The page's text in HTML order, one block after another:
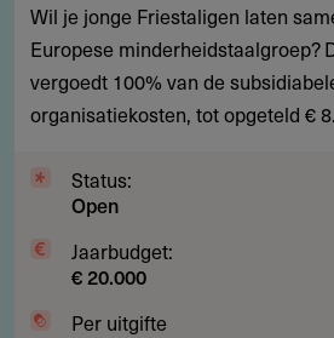
voor
internationale
culturele
uitwisseling
Wil je jonge Friestaligen laten
Europese minderheidstaalgroep?
vergoedt 100% van de
organisatiekosten, tot opgeteld €
Status:
Open
Jaarbudget:
€ 20.000
Per uitgifte